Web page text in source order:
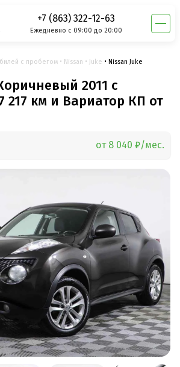
+7 (863) 322-12-63
Ежедневно с 09:00 до 20:00
с пробегом Nissan Juke Nissan Juke
2011 с
217 км и Вариатор КП от
от 8 040 ₽/мес.